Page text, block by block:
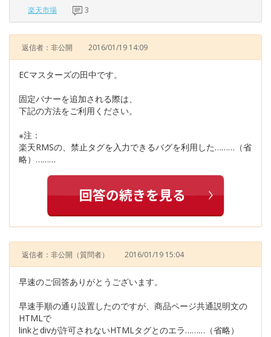
楽天市場 3
返信者：非公開 2016/01/19 14:09
ECマスターズの田中です。
固定バナーを追加される際は、
下記の方法をご利用ください。
※注：
楽天RMSの、禁止タグを入力できるバグを利用した………（省
略）………
返信者：非公開 （質問者） 2016/01/19 15:04
早速のご回答ありがとうございます。
早速手順の通り設置したのですが、商品ページ共通説明文の
HTMLで
linkとdivが許可されないHTMLタグとのエラ………（省略）